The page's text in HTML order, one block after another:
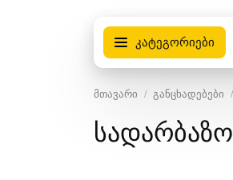
კატეგორიები
მთავარი განცხადებები